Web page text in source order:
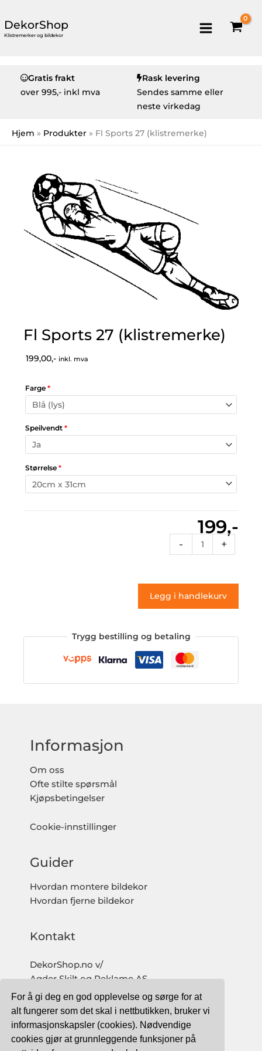
For å gi deg en god opplevelse og sørge for at
alt fungerer som det skal i nettbutikken, bruker vi
informasjonskapsler (cookies). Nødvendige
cookies gjør at grunnleggende funksjoner på
DekorShop
Klistremerker og bildekor
Gratis frakt
over 995,- inkl mva
Rask levering
Sendes samme eller
neste virkedag
Hjem Produkter Fl Sports 27 (klistremerke)
Fl Sports 27 (klistremerke)
199,00,- inkl. mva
Farge *
Speilvendt *
Størrelse *
199,-
-
Sports
(klistremerke)
antall
+
Legg i handlekurv
Trygg bestilling og betaling
Informasjon
Om oss
Ofte stilte spørsmål
Kjøpsbetingelser
Cookie-innstillinger
Guider
Hvordan montere bildekor
Hvordan fjerne bildekor
Kontakt
DekorShop.no v/
Agder Skilt og Reklame AS
Org. nr: 997 633 016 MVA
salg@dekorshop.no
Tlf: 959 32 123